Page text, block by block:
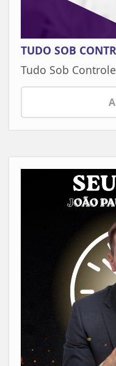
TUDO SOB
Tudo Sob